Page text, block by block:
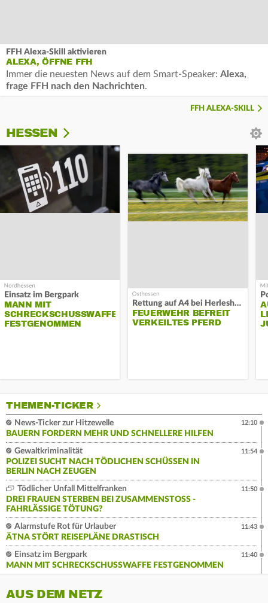
FFH Alexa-Skill aktivieren
ALEXA, ÖFFNE FFH
Immer die neuesten News auf dem Smart-Speaker: Alexa,
frage FFH nach den Nachrichten.
FFH ALEXA-SKILL
HESSEN
Einsatz im Bergpark
MANN MIT
SCHRECKSCHUSSWAFFE
FESTGENOMMEN
Rettung auf A4 bei Herleshausen
FEUERWEHR BEFREIT
VERKEILTES PFERD
THEMEN-TICKER
News-Ticker zur Hitzewelle
BAUERN FORDERN MEHR UND SCHNELLERE HILFEN
12:10
Gewaltkriminalität
POLIZEI SUCHT NACH TÖDLICHEN SCHÜSSEN IN
BERLIN NACH ZEUGEN
11:54
Tödlicher Unfall Mittelfranken
DREI FRAUEN STERBEN BEI ZUSAMMENSTOSS - F
AHRLÄSSIGE TÖTUNG?
11:50
Alarmstufe Rot für Urlauber
ÄTNA STÖRT REISEPLÄNE DRASTISCH
11:43
Einsatz im Bergpark
MANN MIT SCHRECKSCHUSSWAFFE FESTGENOMMEN
11:40
AUS DEM NETZ